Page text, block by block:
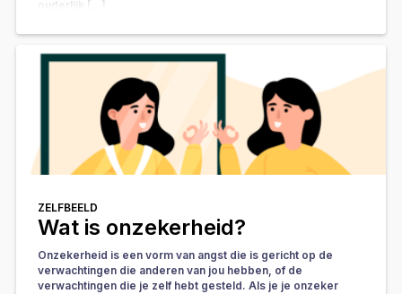
ouderlijk […]
ZELFBEELD
Wat is onzekerheid?
Onzekerheid is een vorm van angst die is gericht op de
verwachtingen die anderen van jou hebben, of de
verwachtingen die je zelf hebt gesteld. Als je je onzeker